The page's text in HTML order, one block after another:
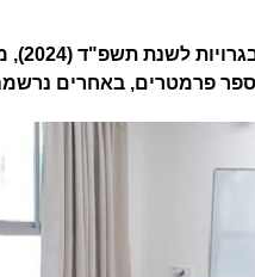
משרד החינוך
פרמטרים, באחרים